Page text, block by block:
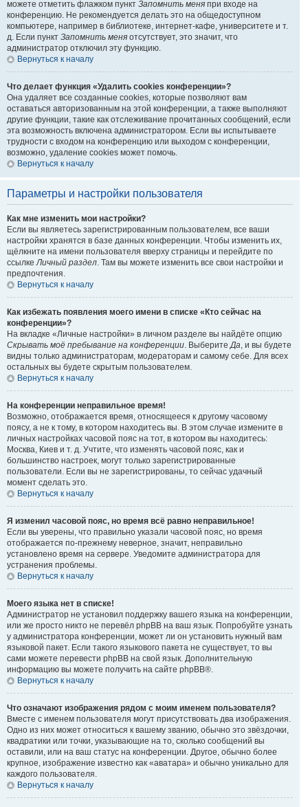
можете отметить флажком пункт Запомнить меня при входе на
конференцию. Не рекомендуется делать это на общедоступном
компьютере, например в библиотеке, интернет-кафе, университете и т.
д. Если пункт Запомнить меня отсутствует, это значит, что
администратор отключил эту функцию.
Вернуться к началу
Что делает функция «Удалить cookies конференции»?
Она удаляет все созданные cookies, которые позволяют вам
оставаться авторизованным на этой конференции, а также выполняют
другие функции, такие как отслеживание прочитанных сообщений, если
эта возможность включена администратором. Если вы испытываете
трудности с входом на конференцию или выходом с конференции,
возможно, удаление cookies может помочь.
Вернуться к началу
Параметры и настройки пользователя
Как мне изменить мои настройки?
Если вы являетесь зарегистрированным пользователем, все ваши
настройки хранятся в базе данных конференции. Чтобы изменить их,
щёлкните на имени пользователя вверху страницы и перейдите по
ссылкеЛичный раздел. Там вы можете изменить все свои настройки и
предпочтения.
Вернуться к началу
Как избежать появления моего имени в списке «Кто сейчас на
конференции»?
На вкладке «Личные настройки» в личном разделе вы найдёте опцию
Скрывать моё пребывание на конференции. ВыберитеДа, и вы будете
видны только администраторам, модераторам и самому себе. Для всех
остальных вы будете скрытым пользователем.
Вернуться к началу
На конференции неправильное время!
Возможно, отображается время, относящееся к другому часовому
поясу, а не к тому, в котором находитесь вы. В этом случае измените в
личных настройках часовой пояс на тот, в котором вы находитесь:
Москва, Киев и т. д. Учтите, что изменять часовой пояс, как и
большинство настроек, могут только зарегистрированные
пользователи. Если вы не зарегистрированы, то сейчас удачный
момент сделать это.
Вернуться к началу
Я изменил часовой пояс, но время всё равно неправильное!
Если вы уверены, что правильно указали часовой пояс, но время
отображается по-прежнему неверное, значит, неправильно
установлено время на сервере. Уведомите администратора для
устранения проблемы.
Вернуться к началу
Моего языка нет в списке!
Администратор не установил поддержку вашего языка на конференции,
или же просто никто не перевёл phpBB на ваш язык. Попробуйте узнать
у администратора конференции, может ли он установить нужный вам
языковой пакет. Если такого языкового пакета не существует, то вы
сами можете перевести phpBB на свой язык. Дополнительную
информацию вы можете получить на сайте phpBB®.
Вернуться к началу
Что означают изображения рядом с моим именем пользователя?
Вместе с именем пользователя могут присутствовать два изображения.
Одно из них может относиться к вашему званию, обычно это звёздочки,
квадратики или точки, указывающие на то, сколько сообщений вы
оставили, или на ваш статус на конференции. Другое, обычно более
крупное, изображение известно как «аватара» и обычно уникально для
каждого пользователя.
Вернуться к началу